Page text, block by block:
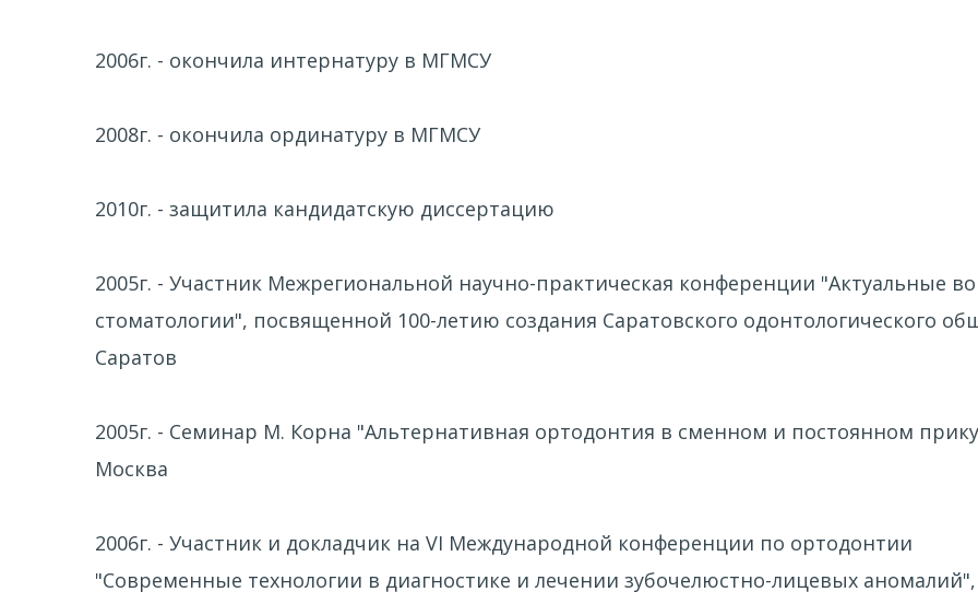
2006г. - окончила интернатуру в МГМСУ
2008г. - окончила ординатуру в МГМСУ
2010г. - защитила кандидатскую диссертацию
2005г. - Участник Межрегиональной научно-практическая конференции "Актуальные
стоматологии", посвященной 100-летию создания Саратовского одонтологического
Саратов
2005г. - Семинар М. Корна "Альтернативная ортодонтия в сменном и постоянном
Москва
2006г. - Участник и докладчик на VI Международной конференции по ортодонтии
"Современные технологии в диагностике и лечении зубочелюстно-лицевых аномалий",